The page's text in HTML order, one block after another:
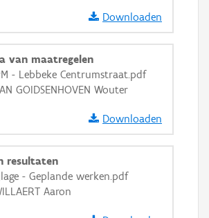
in grijswaarden
Downloaden
van maatregelen
- Lebbeke Centrumstraat.pdf
GOIDSENHOVEN Wouter
Downloaden
resultaten
- Geplande werken.pdf
Aaron